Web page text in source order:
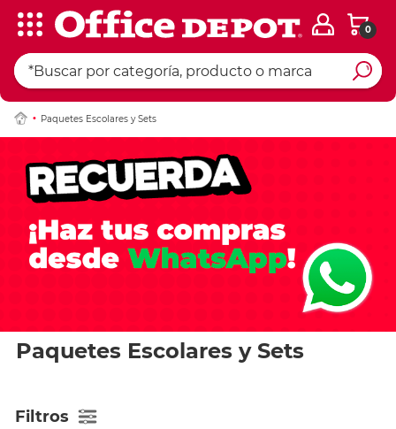
0
Paquetes Escolares y Sets
Paquetes Escolares y Sets
Filtros